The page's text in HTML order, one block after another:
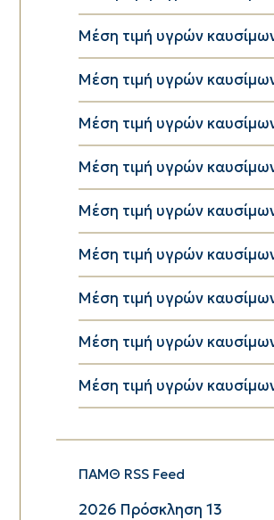
Μέση τιμή υγρών
Μέση τιμή υγρών
Μέση τιμή υγρών
Μέση τιμή υγρών
Μέση τιμή υγρών
Μέση τιμή υγρών
Μέση τιμή υγρών
Μέση τιμή υγρών
Μέση τιμή υγρών
ΠΑΜΘ RSS Feed
2026 Πρόσκληση 13